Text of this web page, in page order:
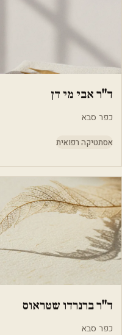
ד"ר אבי מי דן
כפר סבא
אסתטיקה רפואית
ד"ר ברנרדו שטראוס
כפר סבא